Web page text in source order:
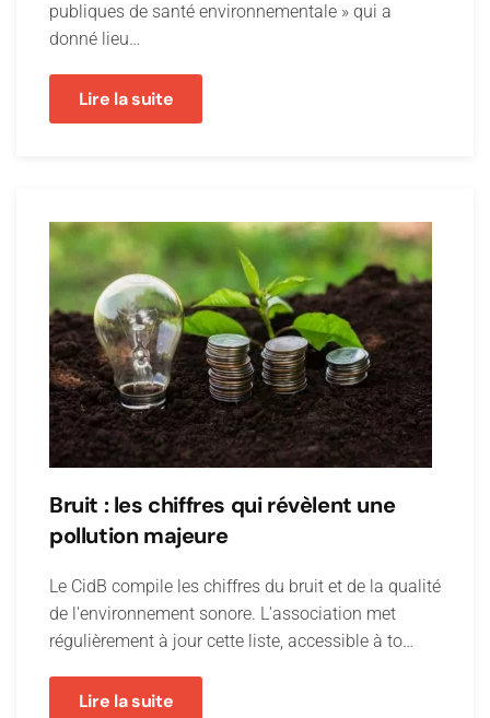
publiques de santé environnementale » qui a
donné lieu…
Lire la suite
Bruit : les chiffres qui révèlent une
pollution majeure
Le CidB compile les chiffres du bruit et de la qualité
de l'environnement sonore. L'association met
régulièrement à jour cette liste, accessible à to…
Lire la suite